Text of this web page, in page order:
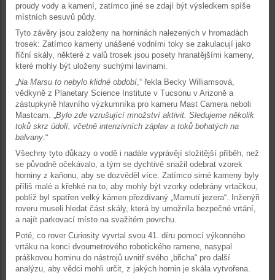
proudy vody a kamení, zatímco jiné se zdají být výsledkem spíše
místních sesuvů půdy.
Tyto závěry jsou založeny na horninách nalezených v hromadách
trosek: Zatímco kameny unášené vodními toky se zakulacují jako
říční skály, některé z valů trosek jsou posety hranatějšími kameny,
které mohly být uloženy suchými lavinami.
„Na Marsu to nebylo klidné období,“ řekla Becky Williamsová,
vědkyně z Planetary Science Institute v Tucsonu v Arizoně a
zástupkyně hlavního výzkumníka pro kameru Mast Camera neboli
Mastcam. „Bylo zde vzrušující množství aktivit. Sledujeme několik
toků skrz údolí, včetně intenzivních záplav a toků bohatých na
balvany.“
Všechny tyto důkazy o vodě i nadále vyprávějí složitější příběh, než
se původně očekávalo, a tým se dychtivě snažil odebrat vzorek
horniny z kaňonu, aby se dozvěděl více. Zatímco sirné kameny byly
příliš malé a křehké na to, aby mohly být vzorky odebrány vrtačkou,
poblíž byl spatřen velký kámen přezdívaný „Mamutí jezera“. Inženýři
roveru museli hledat část skály, která by umožnila bezpečné vrtání,
a najít parkovací místo na svažitém povrchu.
Poté, co rover Curiosity vyvrtal svou 41. díru pomocí výkonného
vrtáku na konci dvoumetrového robotického ramene, nasypal
práškovou horninu do nástrojů uvnitř svého „břicha“ pro další
analýzu, aby vědci mohli určit, z jakých hornin je skála vytvořena.